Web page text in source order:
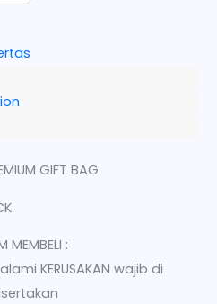
GIFT BAG
MEMBELI :
KERUSAKAN wajib di